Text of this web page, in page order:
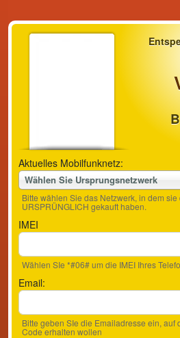
Aktuelles Mobilfunknetz:
Wählen Sie Ursprungsnetzwerk
Bitte wählen Sie das Netzwerk, in dem
URSPRÜNGLICH gekauft haben.
IMEI
Wählen SIe *#06# um die IMEI Ihres
Email:
Bitte geben SIe die Emailadresse ein, auf
Code erhalten wollen